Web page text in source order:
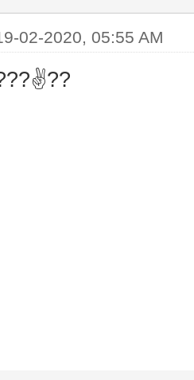
02-2020, 05:55 AM